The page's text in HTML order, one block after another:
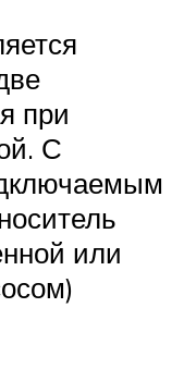
при
С
или